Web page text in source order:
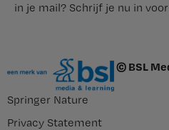
in je mail? Schrijf je nu in
© BSL
Springer Nature
Privacy Statement